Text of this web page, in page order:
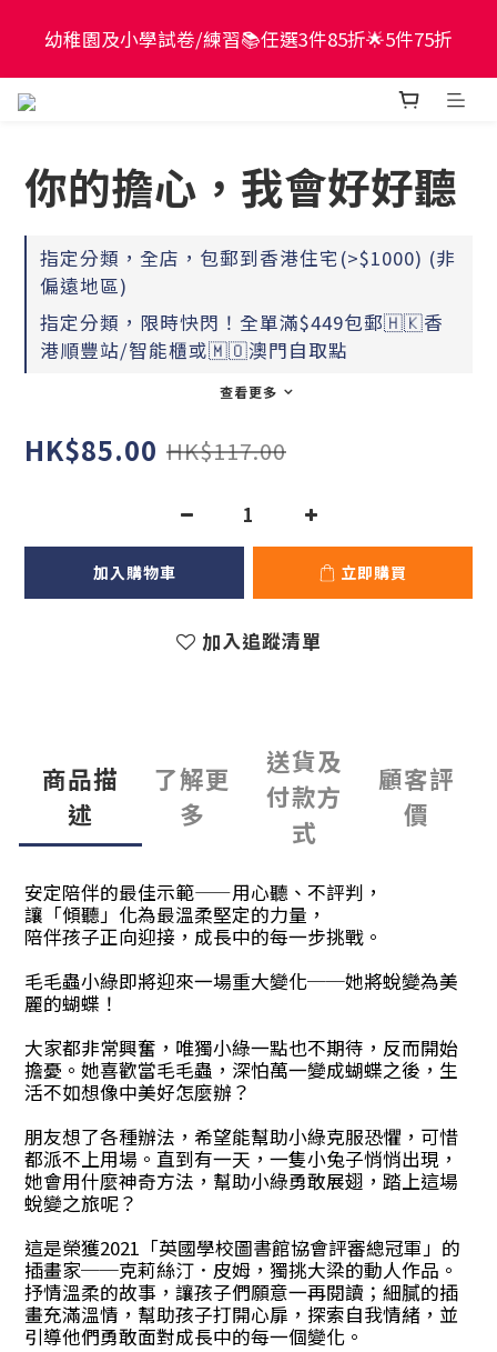
現貨童書正價全場65折！$449包郵香港智能櫃或澳門
自取點！最快2個工作天出貨
幼稚園及小學試卷/練習📚任選3件85折🌟5件75折
現貨童書正價全場65折！$449包郵香港智能櫃或澳門
你的擔心，我會好好聽
指定分類，全店，包郵到香港住宅(>$1000) (非
偏遠地區)
指定分類，限時快閃！全單滿$449包郵🇭🇰香
港順豐站/智能櫃或🇲🇴澳門自取點
查看更多
HK$85.00 HK$117.00
加入購物車 立即購買
加入追蹤清單
商品描
述
了解更
多
送貨及
付款方
式
顧客評
價
安定陪伴的最佳示範——用心聽、不評判，
讓「傾聽」化為最溫柔堅定的力量，
陪伴孩子正向迎接，成長中的每一步挑戰。
毛毛蟲小綠即將迎來一場重大變化──她將蛻變為美
麗的蝴蝶！
大家都非常興奮，唯獨小綠一點也不期待，反而開始
擔憂。她喜歡當毛毛蟲，深怕萬一變成蝴蝶之後，生
活不如想像中美好怎麼辦？
朋友想了各種辦法，希望能幫助小綠克服恐懼，可惜
都派不上用場。直到有一天，一隻小兔子悄悄出現，
她會用什麼神奇方法，幫助小綠勇敢展翅，踏上這場
蛻變之旅呢？
這是榮獲2021「英國學校圖書館協會評審總冠軍」的
插畫家──克莉絲汀．皮姆，獨挑大梁的動人作品。
抒情溫柔的故事，讓孩子們願意一再閱讀；細膩的插
畫充滿溫情，幫助孩子打開心扉，探索自我情緒，並
引導他們勇敢面對成長中的每一個變化。